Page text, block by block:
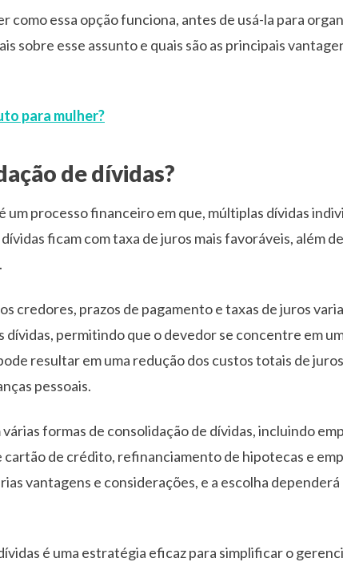
como essa opção funciona, antes de usá-la para
sobre esse assunto e quais são as principais
para mulher?
de dívidas?
um processo financeiro em que, múltiplas dívidas
dívidas ficam com taxa de juros mais favoráveis, além
credores, prazos de pagamento e taxas de juros
dívidas, permitindo que o devedor se concentre em
resultar em uma redução dos custos totais de
pessoais.
formas de consolidação de dívidas, incluindo
de crédito, refinanciamento de hipotecas e
vantagens e considerações, e a escolha
é uma estratégia eficaz para simplificar o